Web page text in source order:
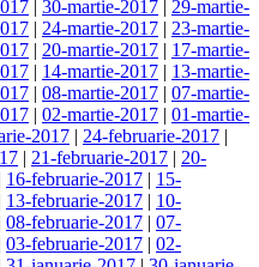
| 30-martie-2017 | 29-martie-
| 24-martie-2017 | 23-martie-
| 20-martie-2017 | 17-martie-
| 14-martie-2017 | 13-martie-
| 08-martie-2017 | 07-martie-
| 02-martie-2017 | 01-martie-
2017 | 24-februarie-2017 |
| 21-februarie-2017 | 20-
16-februarie-2017 | 15-
13-februarie-2017 | 10-
08-februarie-2017 | 07-
03-februarie-2017 | 02-